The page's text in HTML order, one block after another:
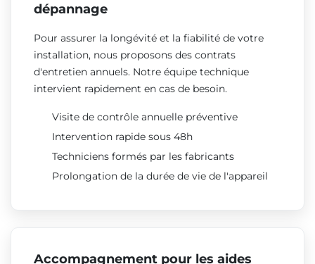
dépannage
Pour assurer la longévité et la fiabilité de votre
installation, nous proposons des contrats
d'entretien annuels. Notre équipe technique
intervient rapidement en cas de besoin.
Visite de contrôle annuelle préventive
Intervention rapide sous 48h
Techniciens formés par les fabricants
Prolongation de la durée de vie de l'appareil
Accompagnement pour les aides